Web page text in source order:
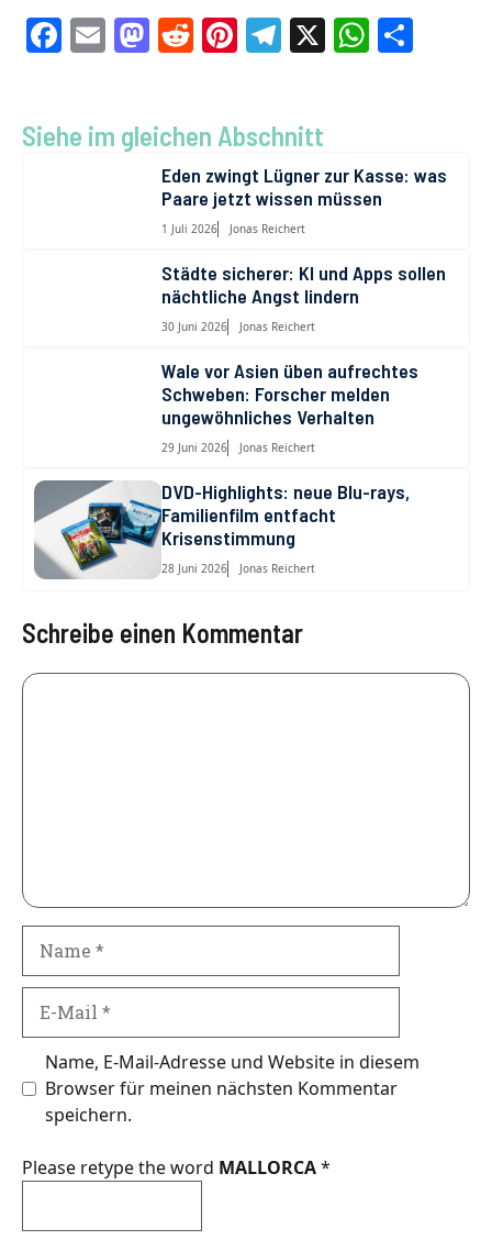
F
b
E
l
M
o
d
o
n
R
di
t
Pi
es
t
T
gr
a
m
X W
A
p
Siehe im gleichen Abschnitt
Eden zwingt Lügner zur Kasse: was
Paare jetzt wissen müssen
1 Juli 2026 Jonas Reichert
Städte sicherer: KI und Apps sollen
nächtliche Angst lindern
30 Juni 2026 Jonas Reichert
Wale vor Asien üben aufrechtes
Schweben: Forscher melden
ungewöhnliches Verhalten
29 Juni 2026 Jonas Reichert
DVD-Highlights: neue Blu-rays,
Familienfilm entfacht
Krisenstimmung
28 Juni 2026 Jonas Reichert
Schreibe einen Kommentar
Kommentar
Mail
Name, E-Mail-Adresse und Website in diesem
Browser für meinen nächsten Kommentar
speichern.
Please retype the word MALLORCA*